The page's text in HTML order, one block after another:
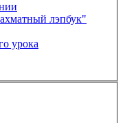
лэпбук"
урока